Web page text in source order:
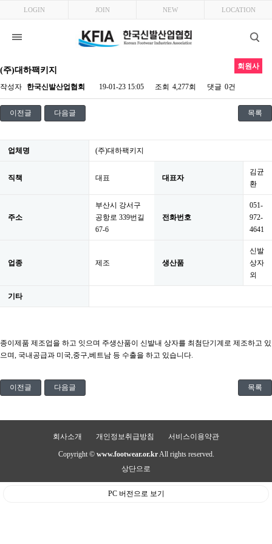
LOGIN JOIN NEW LOCATION
회원사
(주)대하팩키지
작성자 한국신발산업협회 19-01-23 15:05 조회 4,277회 댓글 0건
이전글 다음글 목록
업체명 (주)대하팩키지
직책 대표 대표자
김균
환
주소
부산시 강서구
공항로 339번길
67-6
전화번호
051-
972-
4641
업종 제조 생산품
신발
상자
외
기타
종이제품 제조업을 하고 잇으며 주생산품이 신발내 상자를 최첨단기계로 제조하고 있
으며, 국내공급과 미국,중구,베트남 등 수출을 하고 있습니다.
이전글 다음글 목록
회사소개 개인정보취급방침 서비스이용약관
Copyright © www.footwear.or.krAll rights reserved.
상단으로
PC 버전으로 보기